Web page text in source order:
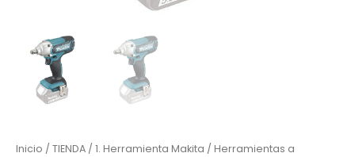
Inicio / TIENDA / 1. Herramienta Makita / Herramientas a